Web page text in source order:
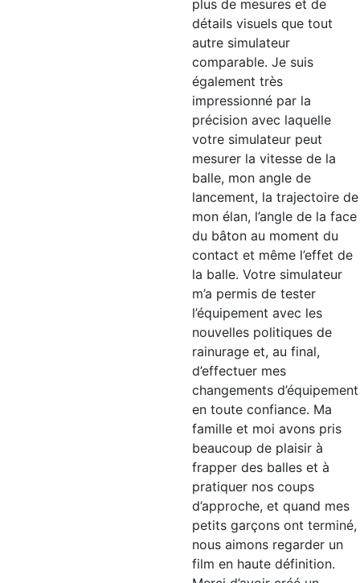
plus de mesures et de
détails visuels que tout
autre simulateur
comparable. Je suis
également très
impressionné par la
précision avec laquelle
votre simulateur peut
mesurer la vitesse de la
balle, mon angle de
lancement, la trajectoire de
mon élan, l’angle de la face
du bâton au moment du
contact et même l’effet de
la balle. Votre simulateur
m’a permis de tester
l’équipement avec les
nouvelles politiques de
rainurage et, au final,
d’effectuer mes
changements d’équipement
en toute confiance. Ma
famille et moi avons pris
beaucoup de plaisir à
frapper des balles et à
pratiquer nos coups
d’approche, et quand mes
petits garçons ont terminé,
nous aimons regarder un
film en haute définition.